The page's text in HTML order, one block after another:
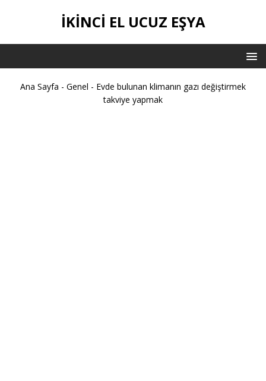
İKİNCİ EL UCUZ EŞYA
Ana Sayfa - Genel - Evde bulunan klimanın gazı değiştirmek
takviye yapmak